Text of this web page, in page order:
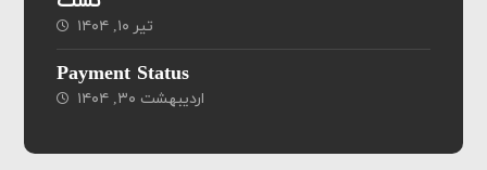
تیر ۱۰, ۱۴۰۴
Payment Status
اردیبهشت ۳۰, ۱۴۰۴